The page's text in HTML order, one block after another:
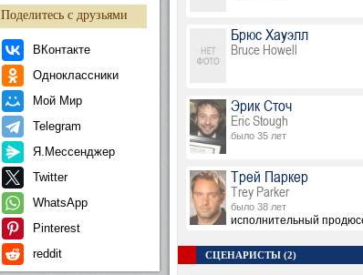
Поделитесь с друзьями
ВКонтакте
Одноклассники
Мой Мир
Telegram
Я.Мессенджер
Twitter
WhatsApp
Pinterest
reddit
Брюс Хауэлл
Bruce Howell
Эрик Сточ
Eric Stough
было 35 лет
Трей Паркер
Trey Parker
было 38 лет
исполнительный
СЦЕНАРИСТЫ (2)